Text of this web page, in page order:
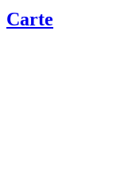
Carte